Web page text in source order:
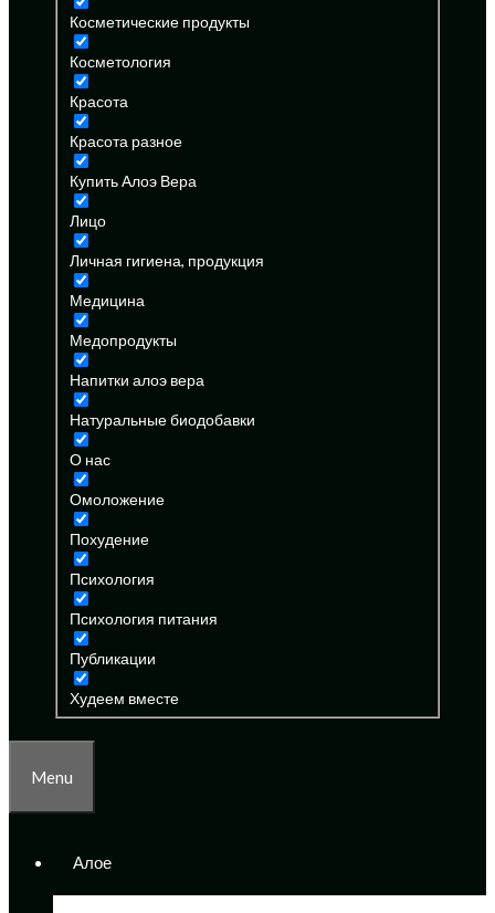
Косметические продукты
Косметология
Красота
Красота разное
Купить Алоэ Вера
Лицо
Личная гигиена, продукция
Медицина
Медопродукты
Напитки алоэ вера
Натуральные биодобавки
О нас
Омоложение
Похудение
Психология
Психология питания
Публикации
Худеем вместе
Menu
Алое